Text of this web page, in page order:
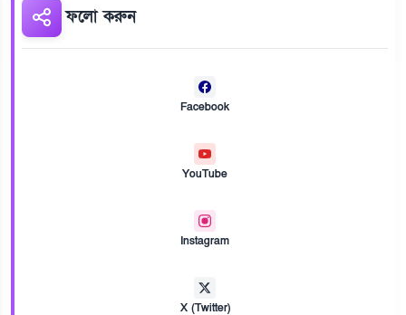
ফলো করুন
Facebook
YouTube
Instagram
X (Twitter)